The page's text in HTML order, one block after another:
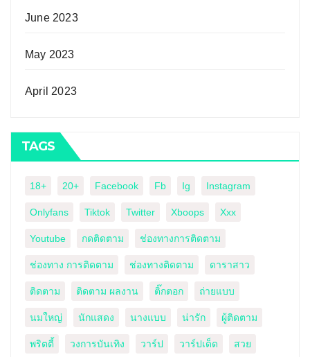
June 2023
May 2023
April 2023
TAGS
18+ 20+ Facebook Fb Ig Instagram
Onlyfans Tiktok Twitter Xboops Xxx
Youtube กดติดตาม ช่องทางการติดตาม
ช่องทาง การติดตาม ช่องทางติดตาม ดาราสาว
ติดตาม ติดตาม ผลงาน ติ๊กตอก ถ่ายแบบ
นมใหญ่ นักแสดง นางแบบ น่ารัก ผู้ติดตาม
พริตตี้ วงการบันเทิง วาร์ป วาร์ปเด็ด สวย